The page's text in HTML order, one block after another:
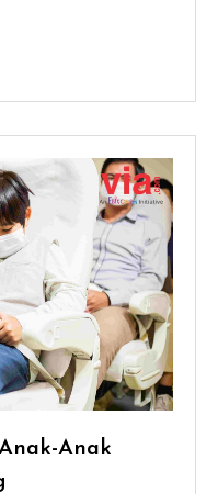
Anak